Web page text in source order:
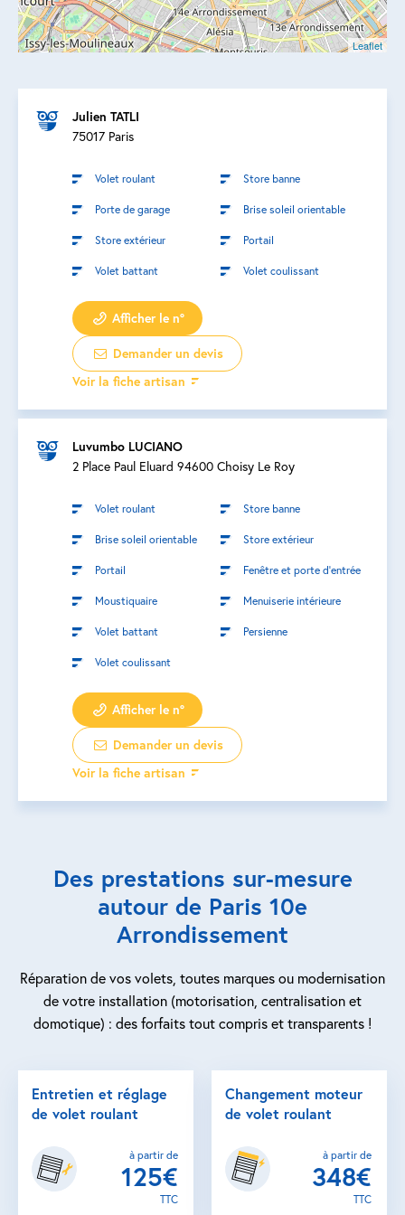
Leaflet
Julien TATLI
75017 Paris
Volet roulant Store banne
Porte de garage Brise soleil orientable
Store extérieur Portail
Volet battant Volet coulissant
Afficher le n°
Demander un devis
Voir la fiche artisan
Luvumbo LUCIANO
2 Place Paul Eluard 94600 Choisy Le Roy
Volet roulant Store banne
Brise soleil orientable Store extérieur
Portail Fenêtre et porte d’entrée
Moustiquaire Menuiserie intérieure
Volet battant Persienne
Volet coulissant
Afficher le n°
Demander un devis
Voir la fiche artisan
Des prestations sur-mesure
autour de Paris 10e
Arrondissement
Réparation de vos volets, toutes marques ou modernisation
de votre installation (motorisation, centralisation et
domotique) : des forfaits tout compris et transparents !
Entretien et réglage
de volet roulant
à partir de
125€
TTC
Changement moteur
de volet roulant
à partir de
348€
TTC